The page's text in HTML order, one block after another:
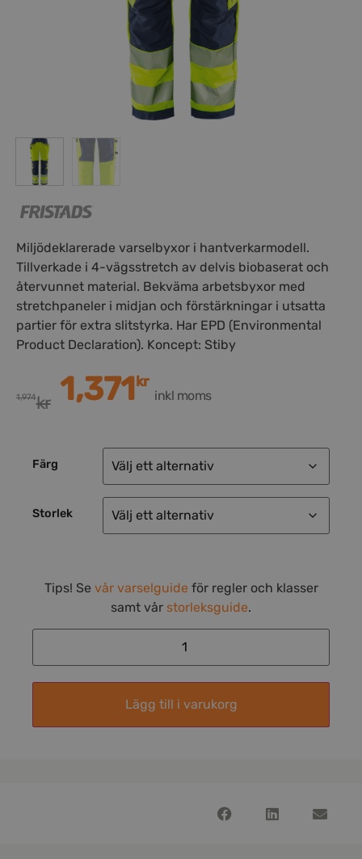
Miljödeklarerade varselbyxor i hantverkarmodell.
Tillverkade i 4-vägsstretch av delvis biobaserat och
återvunnet material. Bekväma arbetsbyxor med
stretchpaneler i midjan och förstärkningar i utsatta
partier för extra slitstyrka. Har EPD (Environmental
Product Declaration). Koncept: Stiby
1,974kr 1,371kr
inkl moms
Färg
Storlek
Tips! Se vår varselguide för regler och klasser
samt vår storleksguide.
Lägg till i varukorg